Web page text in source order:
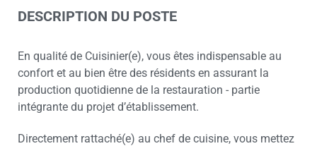
DESCRIPTION DU POSTE
En qualité de Cuisinier(e), vous êtes indispensable au
confort et au bien être des résidents en assurant la
production quotidienne de la restauration - partie
intégrante du projet d’établissement.
Directement rattaché(e) au chef de cuisine, vous mettez